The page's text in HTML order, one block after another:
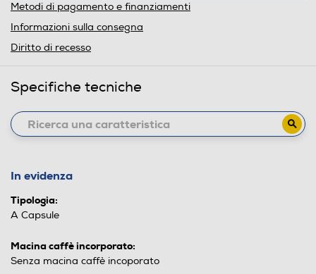
Metodi di pagamento e finanziamenti
Informazioni sulla consegna
Diritto di recesso
Specifiche tecniche
In evidenza
Tipologia:
A Capsule
Macina caffè incorporato:
Senza macina caffè incoporato